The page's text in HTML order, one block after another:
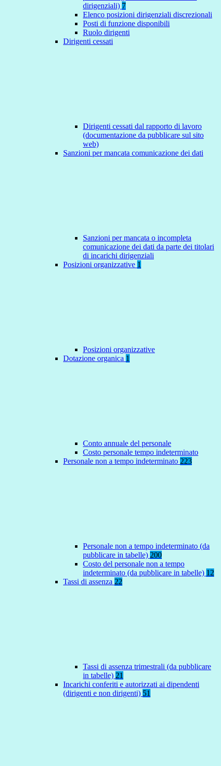
dirigenziali) 7
Elenco posizioni dirigenziali discrezionali
Posti di funzione disponibili
Ruolo dirigenti
Dirigenti cessati
Dirigenti cessati dal rapporto di lavoro
(documentazione da pubblicare sul sito
web)
Sanzioni per mancata comunicazione dei dati
Sanzioni per mancata o incompleta
comunicazione dei dati da parte dei titolari
di incarichi dirigenziali
Posizioni organizzative 1
Posizioni organizzative
Dotazione organica 1
Conto annuale del personale
Costo personale tempo indeterminato
Personale non a tempo indeterminato 223
Personale non a tempo indeterminato (da
pubblicare in tabelle) 200
Costo del personale non a tempo
indeterminato (da pubblicare in tabelle) 12
Tassi di assenza 22
Tassi di assenza trimestrali (da pubblicare
in tabelle) 21
Incarichi conferiti e autorizzati ai dipendenti
(dirigenti e non dirigenti) 51